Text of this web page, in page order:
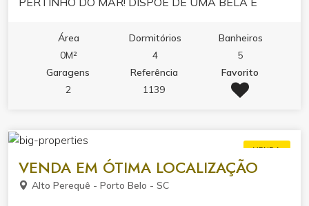
VINHO E SE VOCÊ GOSTA DE MOMENTOS EM
FAMÍLIA OU ROMÂNTICOS PERTINHO DE UMA
LAREIRA, A CASA POSSUI UMA SALA AMPLA E
CONFORTÁVEL COM LAREIRA TRADICIONAL
Área
0M²
Dormitórios
4
Banheiros
5
Garagens
2
Referência
1139
Favorito
VENDA
VENDA EM ÓTIMA LOCALIZAÇÃO
Alto Perequê - Porto Belo - SC